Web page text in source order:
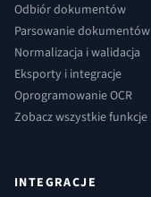
Odbiór dokumentów
Parsowanie dokumentów
Normalizacja i walidacja
Eksporty i integracje
Oprogramowanie OCR
Zobacz wszystkie funkcje
INTEGRACJE